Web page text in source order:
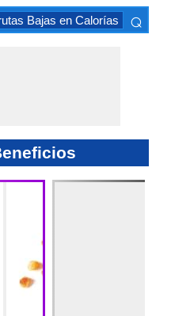
Bajas en Calorías Frutas
⌕